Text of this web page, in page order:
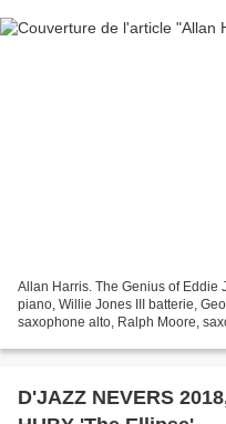
Allan Harris. The Genius of Eddie
piano, Willie Jones III batterie,
saxophone alto, Ralph Moore,
D'JAZZ NEVERS 2018,